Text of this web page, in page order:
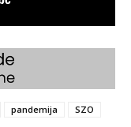
pandemija SZO